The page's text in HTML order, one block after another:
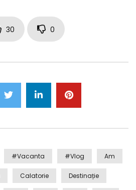
30 0
#Vacanta #Vlog Am
Calatorie Destinație